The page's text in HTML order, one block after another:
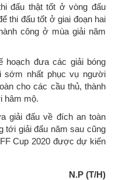
đấu thật tốt ở vòng đấu
thi đấu tốt ở giai đoạn hai
công ở mùa giải năm
hoạch đưa các giải bóng
sớm nhất phục vụ người
cho các cầu thủ, thành
hâm mộ.
giải đấu về đích an toàn
tới giải đấu năm sau cũng
Cup 2020 được dự kiến
N.P (T/H)